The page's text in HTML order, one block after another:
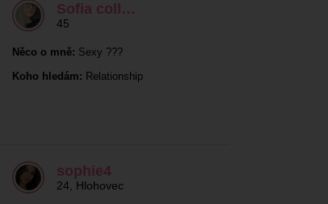
Sofia coll…
45
Něco o mně: Sexy ???
Koho hledám: Relationship
sophie4
24 Hlohovec